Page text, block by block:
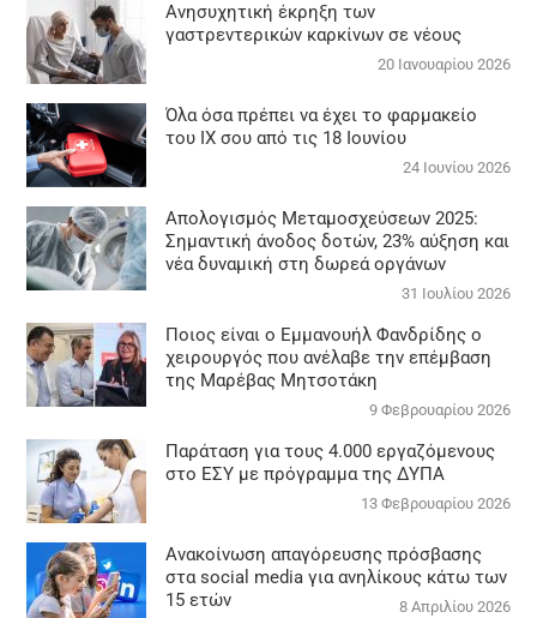
Aνησυχητική έκρηξη των
γαστρεντερικών καρκίνων σε νέους
20 Ιανουαρίου 2026
Όλα όσα πρέπει να έχει το φαρμακείο
του ΙΧ σου από τις 18 Ιουνίου
24 Ιουνίου 2026
Απολογισμός Μεταμοσχεύσεων 2025:
Σημαντική άνοδος δοτών, 23% αύξηση και
νέα δυναμική στη δωρεά οργάνων
31 Ιουλίου 2026
Ποιος είναι ο Εμμανουήλ Φανδρίδης ο
χειρουργός που ανέλαβε την επέμβαση
της Μαρέβας Μητσοτάκη
9 Φεβρουαρίου 2026
Παράταση για τους 4.000 εργαζόμενους
στο ΕΣΥ με πρόγραμμα της ΔΥΠΑ
13 Φεβρουαρίου 2026
Ανακοίνωση απαγόρευσης πρόσβασης
στα social media για ανηλίκους κάτω των
15 ετών
8 Απριλίου 2026